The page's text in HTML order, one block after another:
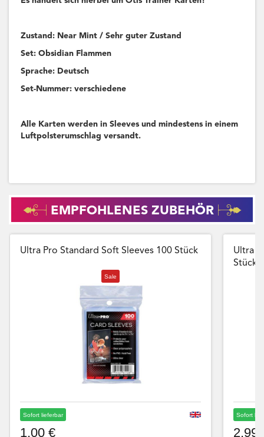
Zustand: Near Mint / Sehr guter Zustand
Set: Obsidian Flammen
Sprache: Deutsch
Set-Nummer: verschiedene
Alle Karten werden in Sleeves und mindestens in einem
Luftpolsterumschlag versandt.
EMPFOHLENES ZUBEHÖR
Ultra Pro Standard Soft Sleeves 100 Stück
Sale
Sofort lieferbar
1,00 €
Ultra
Stück
Sofort
2,99